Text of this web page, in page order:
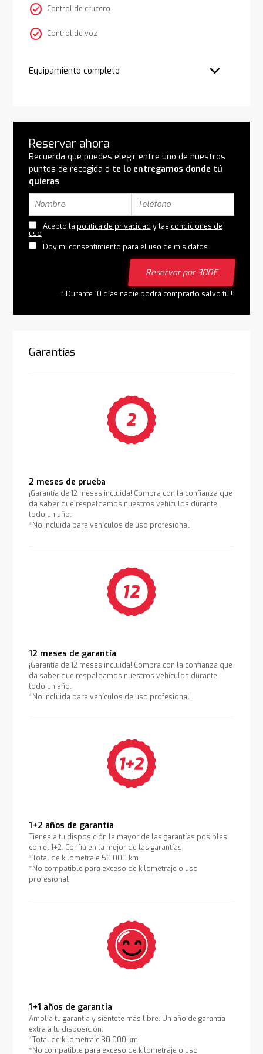
check_circle Control de crucero
check_circle Control de voz
Equipamiento completo
Reservar ahora
Recuerda que puedes elegir entre uno de nuestros
puntos de recogida o te lo entregamos donde tú
quieras
Acepto la política de privacidad y las condiciones de
uso
Doy mi consentimiento para el uso de mis datos
Reservar por 300€
* Durante 10 días nadie podrá comprarlo salvo tú!!.
Garantías
2 meses de prueba
¡Garantía de 12 meses incluida! Compra con la confianza que
da saber que respaldamos nuestros vehículos durante
todo un año.
*No incluida para vehículos de uso profesional
12 meses de garantía
¡Garantía de 12 meses incluida! Compra con la confianza que
da saber que respaldamos nuestros vehículos durante
todo un año.
*No incluida para vehículos de uso profesional
1+2 años de garantía
Tienes a tu disposición la mayor de las garantías posibles
con el 1+2. Confía en la mejor de las garantías.
*Total de kilometraje 50.000 km
*No compatible para exceso de kilometraje o uso
profesional
1+1 años de garantía
Amplía tu garantía y siéntete más libre. Un año de garantía
extra a tu disposición.
*Total de kilometraje 30.000 km
*No compatible para exceso de kilometraje o uso